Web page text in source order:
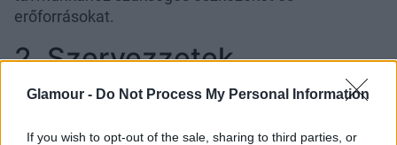
Glamour - Do Not Process My Personal Information
If you wish to opt-out of the sale, sharing to third parties, or
erőforrásokat.
2. Szervezzetek
egészségügyi és wellness
programokat!